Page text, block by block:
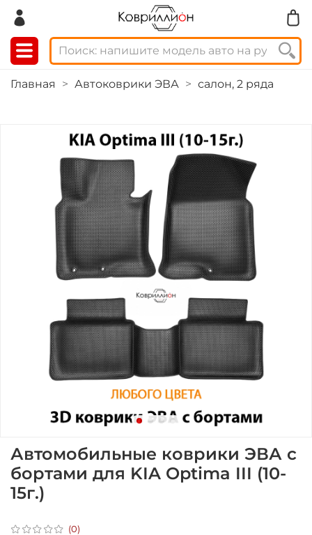
Главная Автоковрики ЭВА салон, 2 ряда
(0)
Автомобильные коврики ЭВА с
бортами для KIA Optima III (10-
15г.)